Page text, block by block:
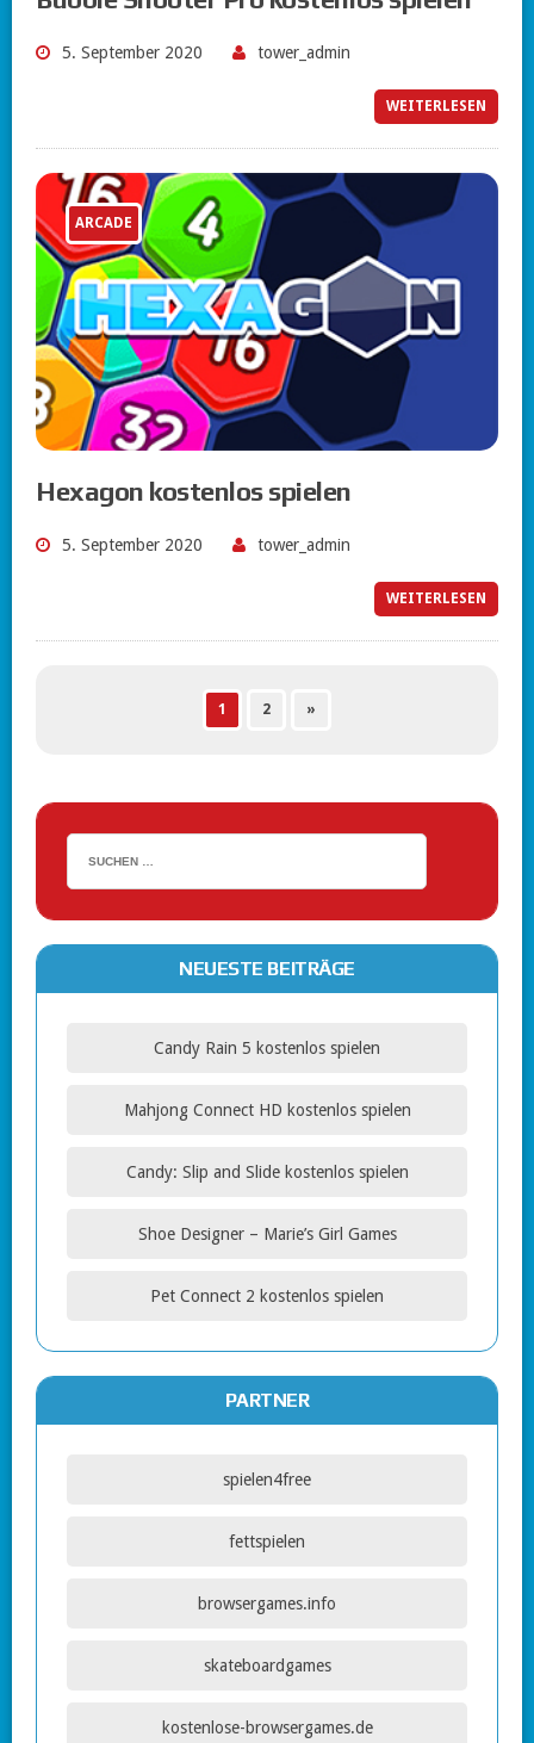
5. September 2020 tower_admin
WEITERLESEN
ARCADE
Hexagon kostenlos spielen
5. September 2020 tower_admin
WEITERLESEN
1 2 »
NEUESTE BEITRÄGE
Candy Rain 5 kostenlos spielen
Mahjong Connect HD kostenlos spielen
Candy: Slip and Slide kostenlos spielen
Shoe Designer – Marie’s Girl Games
Pet Connect 2 kostenlos spielen
PARTNER
spielen4free
fettspielen
browsergames.info
skateboardgames
kostenlose-browsergames.de